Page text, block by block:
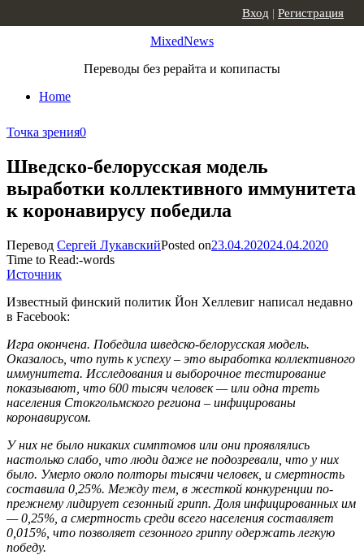
MixedNews
Переводы без рерайта и копипасты
Home
Вход | Регистрация
Точка зрения0
Шведско-белорусская модель
выработки коллективного иммунитета
к коронавирусу победила
Перевод Сергей ЛукавскийPosted on23.04.202024.04.2020
Time to Read:-words
Источник
Известный финский политик Йон Хеллевиг написал недавно
в Facebook:
Игра окончена. Победила шведско-белорусская модель.
Оказалось, что путь к успеху – это выработка коллективного
иммунитета. Исследования и выборочное тестирование
показывают, что 600 тысяч человек — или одна треть
населения Стокгольмского региона – инфицированы
коронавирусом.
У них не было никаких симптомов или они проявлялись
настолько слабо, что люди даже не подозревали, что у них
было. Умерло около полторы тысячи человек, и смертность
составила 0,25%. Между тем, в жесткой конкуренции по-
прежнему лидирует сезонный грипп. Доля инфицированных им
— 0,25%, а смертность среди всего населения составляет
0,015%, что позволяет сезонного гриппу одержать легкую
победу.